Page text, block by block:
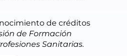
de créditos
de Formación
Sanitarias.